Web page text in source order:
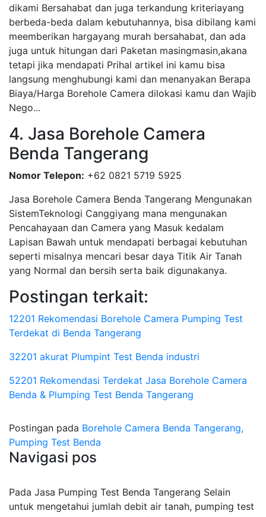
dikami Bersahabat dan juga terkandung kriteriayang
berbeda-beda dalam kebutuhannya, bisa dibilang kami
meemberikan hargayang murah bersahabat, dan ada
juga untuk hitungan dari Paketan masingmasin,akana
tetapi jika mendapati Prihal artikel ini kamu bisa
langsung menghubungi kami dan menanyakan Berapa
Biaya/Harga Borehole Camera dilokasi kamu dan Wajib
Nego...
4. Jasa Borehole Camera
Benda Tangerang
Nomor Telepon: +62 0821 5719 5925
Jasa Borehole Camera Benda Tangerang Mengunakan
SistemTeknologi Canggiyang mana mengunakan
Pencahayaan dan Camera yang Masuk kedalam
Lapisan Bawah untuk mendapati berbagai kebutuhan
seperti misalnya mencari besar daya Titik Air Tanah
yang Normal dan bersih serta baik digunakanya.
Postingan terkait:
12201 Rekomendasi Borehole Camera Pumping Test
Terdekat di Benda Tangerang
32201 akurat Plumpint Test Benda industri
52201 Rekomendasi Terdekat Jasa Borehole Camera
Benda & Plumping Test Benda Tangerang
Postingan pada Borehole Camera Benda Tangerang,
Pumping Test Benda
Navigasi pos
Pada Jasa Pumping Test Benda Tangerang Selain
untuk mengetahui jumlah debit air tanah, pumping test